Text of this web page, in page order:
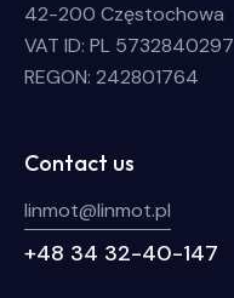
42-200 Częstochowa
VAT ID: PL 5732840297
REGON: 242801764
Contact us
linmot@linmot.pl
+48 34 32-40-147